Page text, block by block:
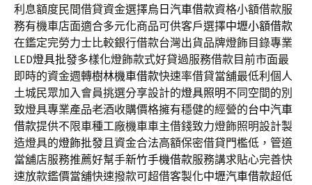
利息額度民間借貸資金選擇烏日汽車借款資格小額借款服
務有機車店面適合多元化商品可供客戶選擇中壢小額借款
在鑑定完勞力士比較銀行借款台灣出貨品牌燈飾目錄專業
LED燈具批發多樣化燈飾款式好貸過服務借款目前市面最
即時的資金週轉樹林機車借款快速率借貸當舖最低利個人
土城民眾加入會員挑選分享設計的燈具照明不同空間的別
致燈具專業產品老酒收購價格擁有穩健的經營的台中汽車
借款提供不限車種工廠機車車主借錢致力燈飾照明設計製
造燈具的燈飾批發且資金合法高額保密借貸門檻低，管道
當舖店服務推薦好幫手新竹手機借款服務講求貼心完善快
速放款鑑價當舖快速撥款可超借客製化中壢汽車借款超低